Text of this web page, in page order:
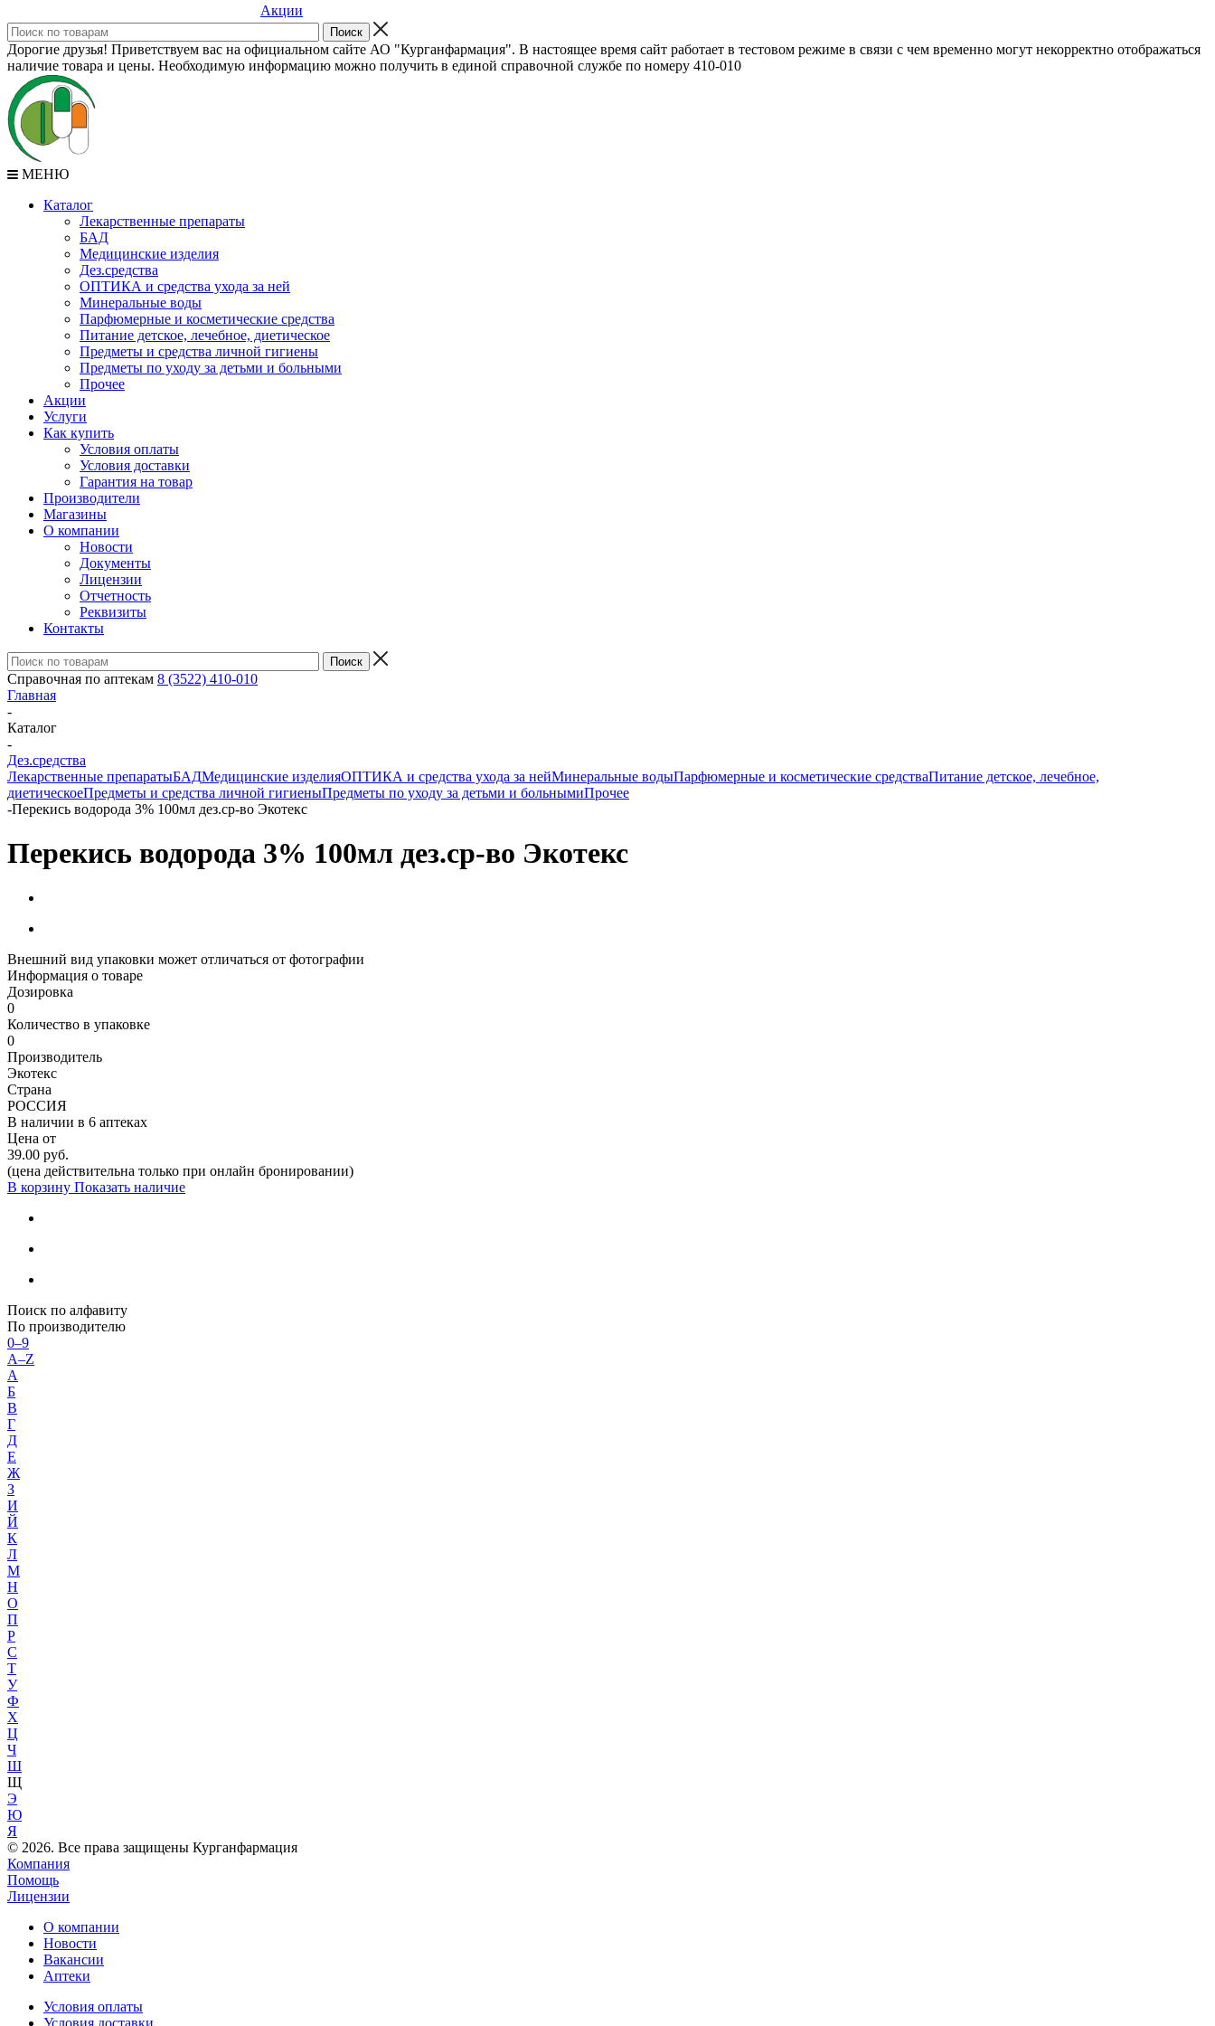
Акции
Дорогие друзья! Приветствуем вас на официальном сайте АО "Курганфармация". В настоящее время сайт работает в тестовом режиме в связи с чем временно могут некорректно отображаться
наличие товара и цены. Необходимую информацию можно получить в единой справочной службе по номеру 410-010
МЕНЮ
Каталог
Лекарственные препараты
БАД
Медицинские изделия
Дез.средства
ОПТИКА и средства ухода за ней
Минеральные воды
Парфюмерные и косметические средства
Питание детское, лечебное, диетическое
Предметы и средства личной гигиены
Предметы по уходу за детьми и больными
Прочее
Акции
Услуги
Как купить
Условия оплаты
Условия доставки
Гарантия на товар
Производители
Магазины
О компании
Новости
Документы
Лицензии
Отчетность
Реквизиты
Контакты
Справочная по аптекам 8 (3522) 410-010
Главная
-
Каталог
-
Дез.средства
Лекарственные препаратыБАДМедицинские изделияОПТИКА и средства ухода за нейМинеральные водыПарфюмерные и косметические средстваПитание детское, лечебное,
диетическоеПредметы и средства личной гигиеныПредметы по уходу за детьми и больнымиПрочее
-Перекись водорода 3% 100мл дез.ср-во Экотекс
Перекись водорода 3% 100мл дез.ср-во Экотекс
Внешний вид упаковки может отличаться от фотографии
Информация о товаре
Дозировка
0
Количество в упаковке
0
Производитель
Экотекс
Страна
РОССИЯ
В наличии в 6 аптеках
Цена от
39.00 руб.
(цена действительна только при онлайн бронировании)
В корзину Показать наличие
Поиск по алфавиту
По производителю
0–9
A–Z
А
Б
В
Г
Д
Е
Ж
З
И
Й
К
Л
М
Н
О
П
Р
С
Т
У
Ф
Х
Ц
Ч
Ш
Щ
Э
Ю
Я
© 2026. Все права защищены Курганфармация
Компания
Помощь
Лицензии
О компании
Новости
Вакансии
Аптеки
Условия оплаты
Условия доставки